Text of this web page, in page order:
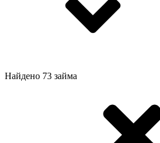
Найдено 73 займа